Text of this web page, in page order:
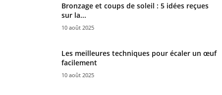
Bronzage et coups de soleil : 5 idées reçues
sur la...
10 août 2025
Les meilleures techniques pour écaler un œuf
facilement
10 août 2025